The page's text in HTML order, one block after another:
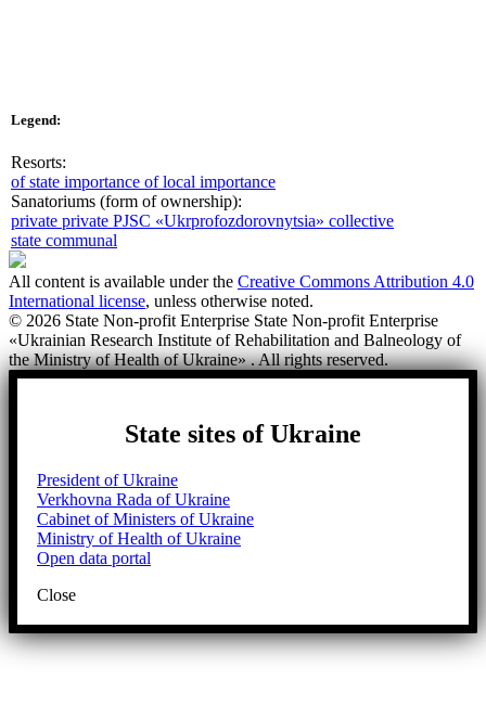
Legend:
Resorts:
of state importance of local importance
Sanatoriums (form of ownership):
private private PJSC «Ukrprofozdorovnytsia» collective
state communal
All content is available under the Creative Commons Attribution 4.0
International license, unless otherwise noted.
© 2026 State Non-profit Enterprise State Non-profit Enterprise
«Ukrainian Research Institute of Rehabilitation and Balneology of
the Ministry of Health of Ukraine» . All rights reserved.
State sites of Ukraine
President of Ukraine
Verkhovna Rada of Ukraine
Cabinet of Ministers of Ukraine
Ministry of Health of Ukraine
Open data portal
Close